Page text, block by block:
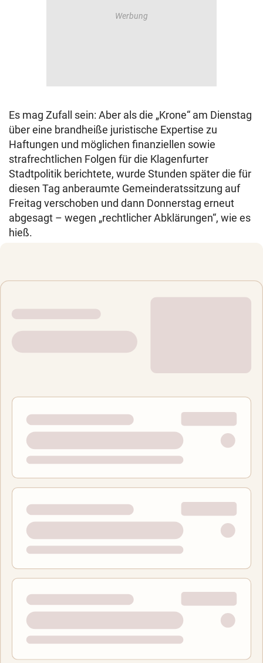
Es mag Zufall sein: Aber als die „Krone“ am Dienstag
über eine brandheiße juristische Expertise zu
Haftungen und möglichen finanziellen sowie
strafrechtlichen Folgen für die Klagenfurter
Stadtpolitik berichtete, wurde Stunden später die für
diesen Tag anberaumte Gemeinderatssitzung auf
Freitag verschoben und dann Donnerstag erneut
abgesagt – wegen „rechtlicher Abklärungen“, wie es
hieß.